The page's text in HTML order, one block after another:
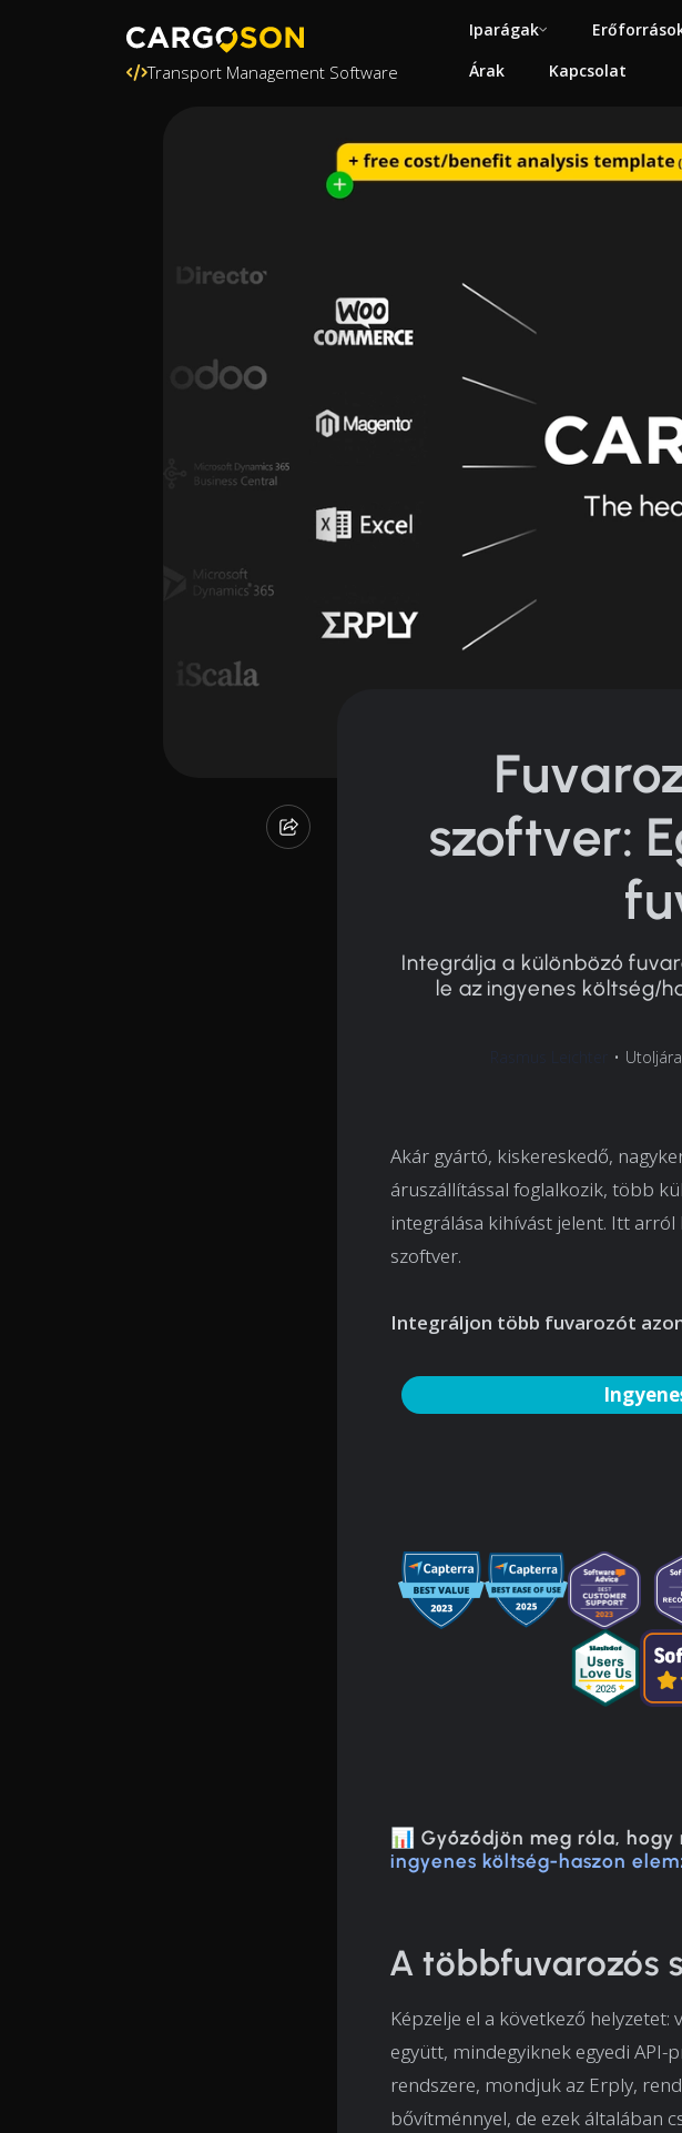
Transport Management Software
Iparágak
Árak
Kapcsolat
szoftver:
Integrálja a különböző
le az ingyenes költség/
•
Akár gyártó, kiskereskedő,
áruszállítással foglalkozik, több
integrálása kihívást jelent. Itt
szoftver.
Integráljon több fuvarozót
📊 Győződjön meg róla,
ingyenes költség-haszon
A többfuvarozós
Képzelje el a következő
együtt, mindegyiknek egyedi API-
rendszere, mondjuk az Erply,
bővítménnyel, de ezek általában